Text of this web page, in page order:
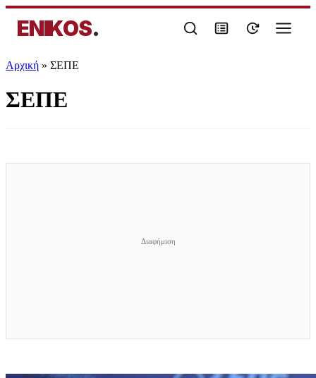
ENIKOS.
Αρχική » ΣΕΠΕ
ΣΕΠΕ